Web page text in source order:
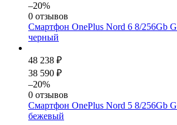
–20%
0 отзывов
Смартфон OnePlus Nord 6 8/256Gb
черный
48 238 ₽
38 590 ₽
–20%
0 отзывов
Смартфон OnePlus Nord 5 8/256Gb
бежевый